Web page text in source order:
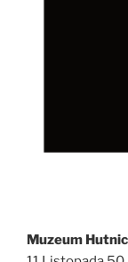
Muzeum